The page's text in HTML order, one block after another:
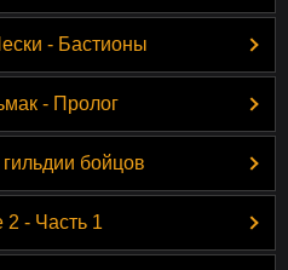
- Бастионы
- Пролог
бойцов
- Часть 1